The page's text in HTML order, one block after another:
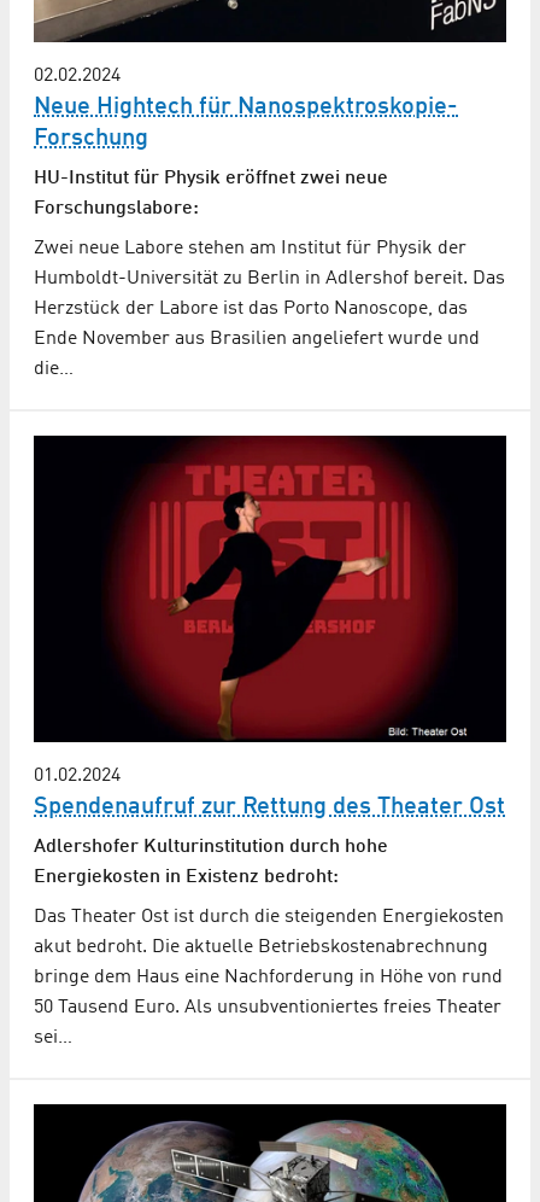
02.02.2024
Neue Hightech für Nanospektroskopie-
Forschung
HU-Institut für Physik eröffnet zwei neue
Forschungslabore:
Zwei neue Labore stehen am Institut für Physik der
Humboldt-Universität zu Berlin in Adlershof bereit. Das
Herzstück der Labore ist das Porto Nanoscope, das
Ende November aus Brasilien angeliefert wurde und
die…
01.02.2024
Spendenaufruf zur Rettung des Theater Ost
Adlershofer Kulturinstitution durch hohe
Energiekosten in Existenz bedroht:
Das Theater Ost ist durch die steigenden Energiekosten
akut bedroht. Die aktuelle Betriebskostenabrechnung
bringe dem Haus eine Nachforderung in Höhe von rund
50 Tausend Euro. Als unsubventioniertes freies Theater
sei…